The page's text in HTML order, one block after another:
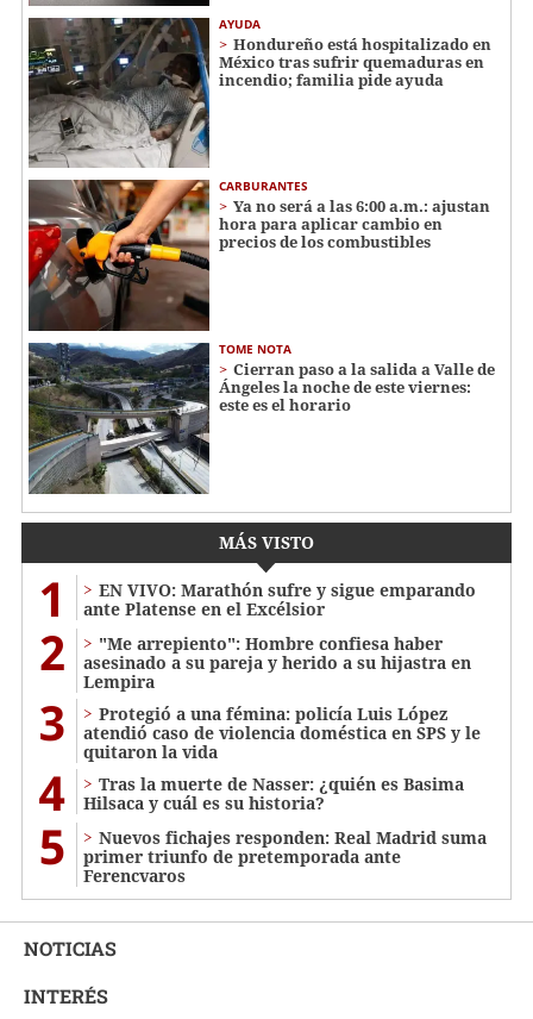
AYUDA
Hondureño está hospitalizado en
México tras sufrir quemaduras en
incendio; familia pide ayuda
CARBURANTES
Ya no será a las 6:00 a.m.: ajustan
hora para aplicar cambio en
precios de los combustibles
TOME NOTA
Cierran paso a la salida a Valle de
Ángeles la noche de este viernes:
este es el horario
MÁS VISTO
1
EN VIVO: Marathón sufre y sigue emparando
ante Platense en el Excélsior
2
"Me arrepiento": Hombre confiesa haber
asesinado a su pareja y herido a su hijastra en
Lempira
3
Protegió a una fémina: policía Luis López
atendió caso de violencia doméstica en SPS y le
quitaron la vida
4
Tras la muerte de Nasser: ¿quién es Basima
Hilsaca y cuál es su historia?
5
Nuevos fichajes responden: Real Madrid suma
primer triunfo de pretemporada ante
Ferencvaros
NOTICIAS
INTERÉS